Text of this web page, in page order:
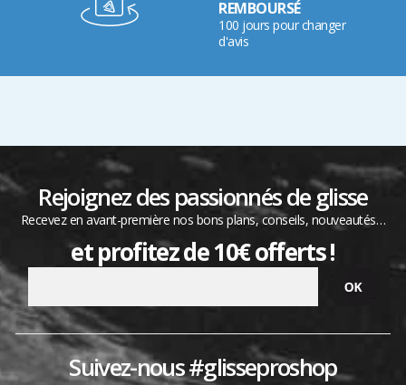
REMBOURSÉ
100 jours pour changer
d'avis
Rejoignez des passionnés de glisse
Recevez en avant-première nos bons plans, conseils, nouveautés…
et profitez de 10€ offerts !
Suivez-nous #glisseproshop